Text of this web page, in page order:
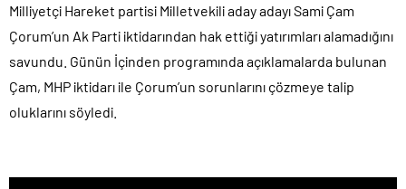
Milliyetçi Hareket partisi Milletvekili aday adayı Sami Çam
Çorum’un Ak Parti iktidarından hak ettiği yatırımları alamadığını
savundu. Günün İçinden programında açıklamalarda bulunan
Çam, MHP iktidarı ile Çorum’un sorunlarını çözmeye talip
oluklarını söyledi.